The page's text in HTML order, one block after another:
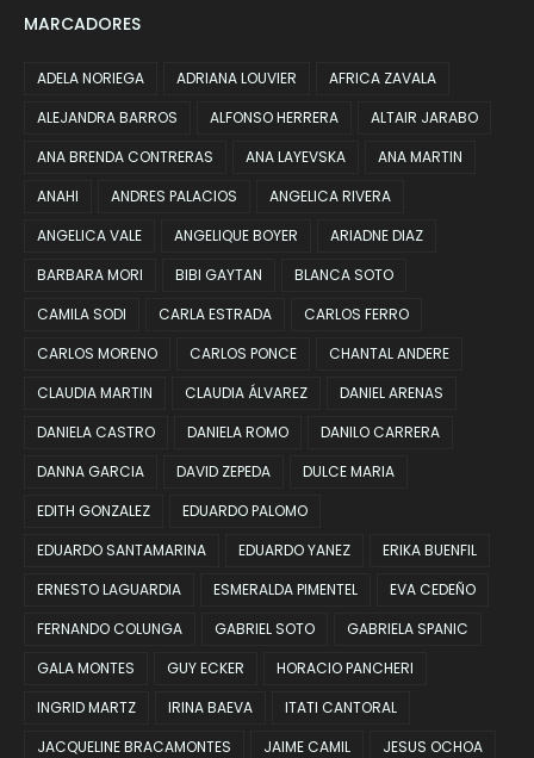
MARCADORES
ADELA NORIEGA ADRIANA LOUVIER
AFRICA ZAVALA
ALEJANDRA BARROS
ALFONSO HERRERA
ALTAIR JARABO
ANA BRENDA CONTRERAS
ANA LAYEVSKA
ANA MARTIN
ANAHI
ANDRES PALACIOS
ANGELICA RIVERA
ANGELICA VALE
ANGELIQUE BOYER
ARIADNE DIAZ
BARBARA MORI
BIBI GAYTAN
BLANCA SOTO
CAMILA SODI
CARLA ESTRADA
CARLOS FERRO
CARLOS MORENO
CARLOS PONCE
CHANTAL ANDERE
CLAUDIA MARTIN
CLAUDIA ÁLVAREZ
DANIEL ARENAS
DANIELA CASTRO
DANIELA ROMO
DANILO CARRERA
DANNA GARCIA
DAVID ZEPEDA
DULCE MARIA
EDITH GONZALEZ
EDUARDO PALOMO
EDUARDO SANTAMARINA
EDUARDO YANEZ
ERIKA BUENFIL
ERNESTO LAGUARDIA
ESMERALDA PIMENTEL
EVA CEDEÑO
FERNANDO COLUNGA
GABRIEL SOTO
GABRIELA SPANIC
GALA MONTES
GUY ECKER
HORACIO PANCHERI
INGRID MARTZ
IRINA BAEVA
ITATI CANTORAL
JACQUELINE BRACAMONTES
JAIME CAMIL
JESUS OCHOA